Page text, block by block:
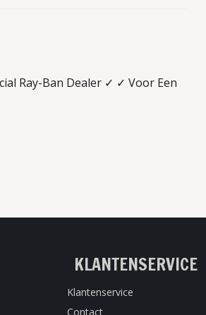
Ray-Ban Dealer ✓ ✓ Voor Een
KLANTENSERVICE
Klantenservice
Contact